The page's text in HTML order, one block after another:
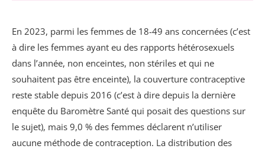
En 2023, parmi les femmes de 18-49 ans concernées (c’est
à dire les femmes ayant eu des rapports hétérosexuels
dans l’année, non enceintes, non stériles et qui ne
souhaitent pas être enceinte), la couverture contraceptive
reste stable depuis 2016 (c’est à dire depuis la dernière
enquête du Baromètre Santé qui posait des questions sur
le sujet), mais 9,0 % des femmes déclarent n’utiliser
aucune méthode de contraception. La distribution des